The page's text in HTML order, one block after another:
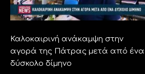
Καλοκαιρινή ανάκαμψη στην
αγορά της Πάτρας μετά από ένα
δύσκολο δίμηνο